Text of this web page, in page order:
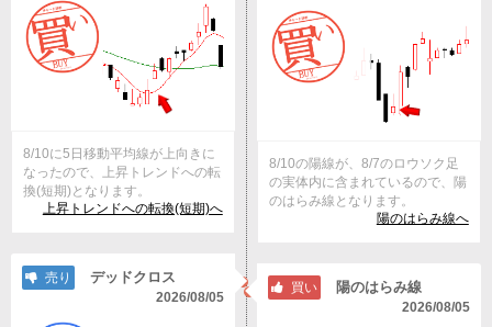
8/10に5日移動平均線が上向きに
なったので、上昇トレンドへの転
換(短期)となります。
上昇トレンドへの転換(短期)へ
8/10の陽線が、8/7のロウソク足
の実体内に含まれているので、陽
のはらみ線となります。
陽のはらみ線へ
売り デッドクロス
2026/08/05
買い 陽のはらみ線
2026/08/05